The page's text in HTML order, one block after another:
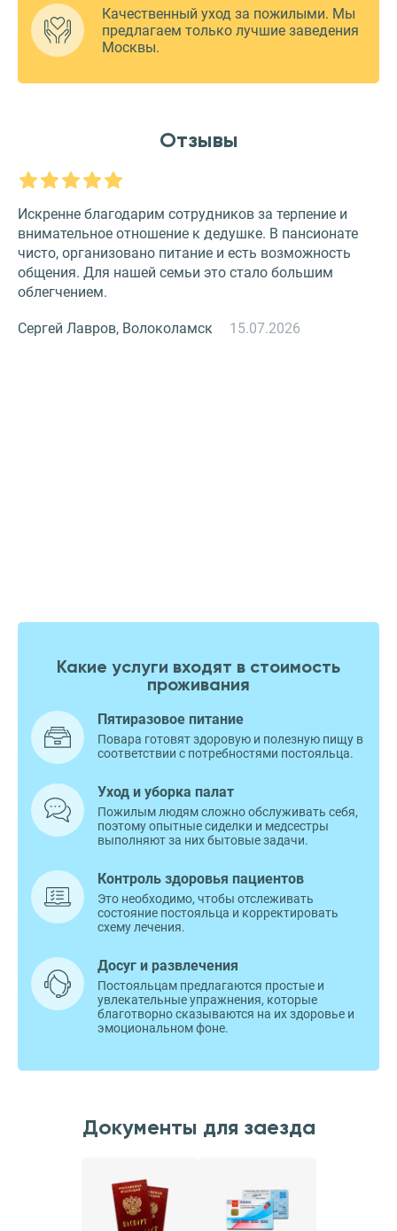
Качественный уход за пожилыми. Мы
предлагаем только лучшие заведения
Москвы.
Отзывы
Искренне благодарим сотрудников за терпение и
внимательное отношение к дедушке. В пансионате
чисто, организовано питание и есть возможность
общения. Для нашей семьи это стало большим
облегчением.
Сергей Лавров, Волоколамск 15.07.2026
Какие услуги входят в стоимость
проживания
Пятиразовое питание
Повара готовят здоровую и полезную пищу в
соответствии с потребностями постояльца.
Уход и уборка палат
Пожилым людям сложно обслуживать себя,
поэтому опытные сиделки и медсестры
выполняют за них бытовые задачи.
Контроль здоровья пациентов
Это необходимо, чтобы отслеживать
состояние постояльца и корректировать
схему лечения.
Досуг и развлечения
Постояльцам предлагаются простые и
увлекательные упражнения, которые
благотворно сказываются на их здоровье и
эмоциональном фоне.
Документы для заезда